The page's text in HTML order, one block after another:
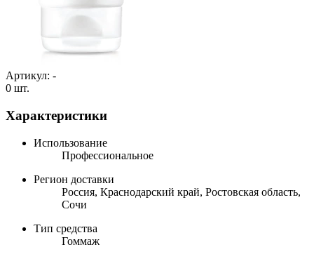
Артикул: -
0 шт.
Характеристики
Использование
Профессиональное
Регион доставки
Россия, Краснодарский край, Ростовская область,
Сочи
Тип средства
Гоммаж